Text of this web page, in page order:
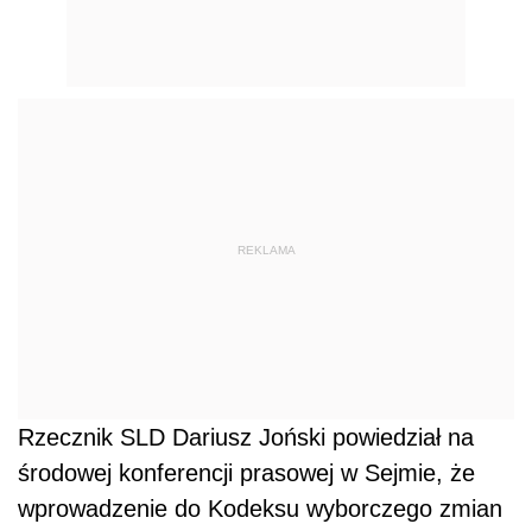
REKLAMA
Rzecznik SLD Dariusz Joński powiedział na
środowej konferencji prasowej w Sejmie, że
wprowadzenie do Kodeksu wyborczego zmian